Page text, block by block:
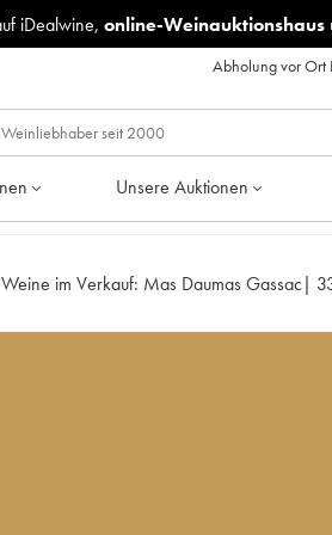
iDealwine, online-Weinauktionshaus
Abholung vor Ort
Unsere Auktionen
Weine im Verkauf: Mas Daumas Gassac|